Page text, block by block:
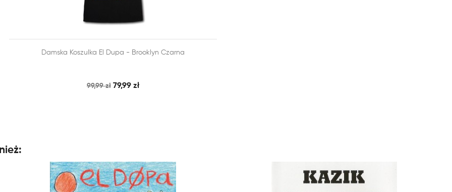
DODAJ DO KOSZYKA SZYBKI PODGLĄD
Damska Koszulka El Dupa - Brooklyn Czarna
99,99 zł 79,99 zł